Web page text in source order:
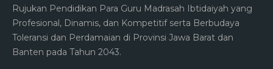
Rujukan Pendidikan Para Guru Madrasah Ibtidaiyah yang
Profesional, Dinamis, dan Kompetitif serta Berbudaya
Toleransi dan Perdamaian di Provinsi Jawa Barat dan
Banten pada Tahun 2043.